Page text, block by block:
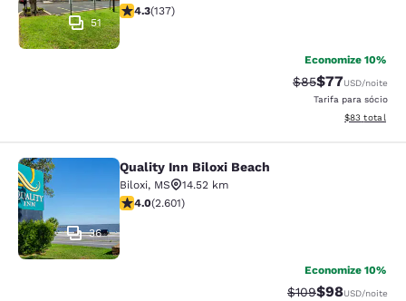
51
classificação 4.25 estrelas. Excelente. 137 avaliações
4.3(137)
Economize 10%
Tarifa anterior
$85Tarifa com
$77USD/noite
Tarifa para sócio
Exibir
$83 total
Quality Inn Biloxi Beach
36
Quality Inn Biloxi Beach
Biloxi, MS
14.52 km
classificação 3.95 estrelas. Bom. 2601 avaliações
4.0(2.601)
Economize 10%
Tarifa anterior
$109Tarifa com
$98USD/noite